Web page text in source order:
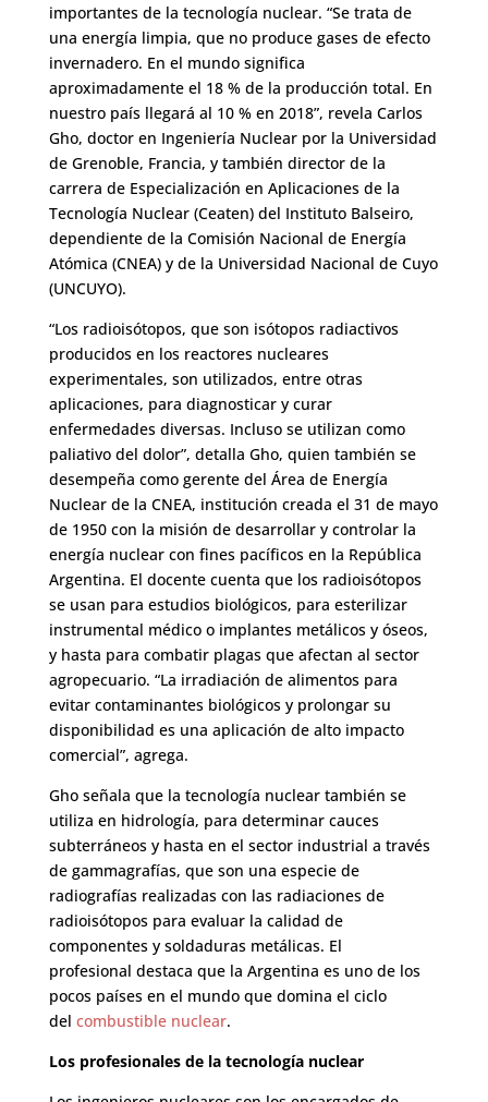
importantes de la tecnología nuclear. “Se trata de
una energía limpia, que no produce gases de efecto
invernadero. En el mundo significa
aproximadamente el 18 % de la producción total. En
nuestro país llegará al 10 % en 2018”, revela Carlos
Gho, doctor en Ingeniería Nuclear por la Universidad
de Grenoble, Francia, y también director de la
carrera de Especialización en Aplicaciones de la
Tecnología Nuclear (Ceaten) del Instituto Balseiro,
dependiente de la Comisión Nacional de Energía
Atómica (CNEA) y de la Universidad Nacional de Cuyo
(UNCUYO).
“Los radioisótopos, que son isótopos radiactivos
producidos en los reactores nucleares
experimentales, son utilizados, entre otras
aplicaciones, para diagnosticar y curar
enfermedades diversas. Incluso se utilizan como
paliativo del dolor”, detalla Gho, quien también se
desempeña como gerente del Área de Energía
Nuclear de la CNEA, institución creada el 31 de mayo
de 1950 con la misión de desarrollar y controlar la
energía nuclear con fines pacíficos en la República
Argentina. El docente cuenta que los radioisótopos
se usan para estudios biológicos, para esterilizar
instrumental médico o implantes metálicos y óseos,
y hasta para combatir plagas que afectan al sector
agropecuario. “La irradiación de alimentos para
evitar contaminantes biológicos y prolongar su
disponibilidad es una aplicación de alto impacto
comercial”, agrega.
Gho señala que la tecnología nuclear también se
utiliza en hidrología, para determinar cauces
subterráneos y hasta en el sector industrial a través
de gammagrafías, que son una especie de
radiografías realizadas con las radiaciones de
radioisótopos para evaluar la calidad de
componentes y soldaduras metálicas. El
profesional destaca que la Argentina es uno de los
pocos países en el mundo que domina el ciclo
del combustible nuclear.
Los profesionales de la tecnología nuclear